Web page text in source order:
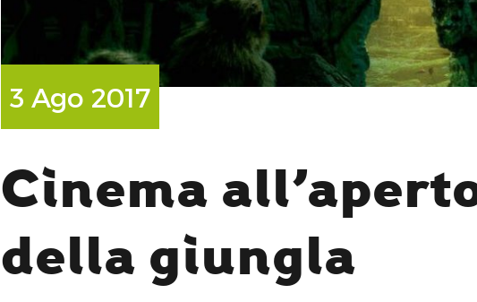
3 Ago 2017
Cinema
della giungla